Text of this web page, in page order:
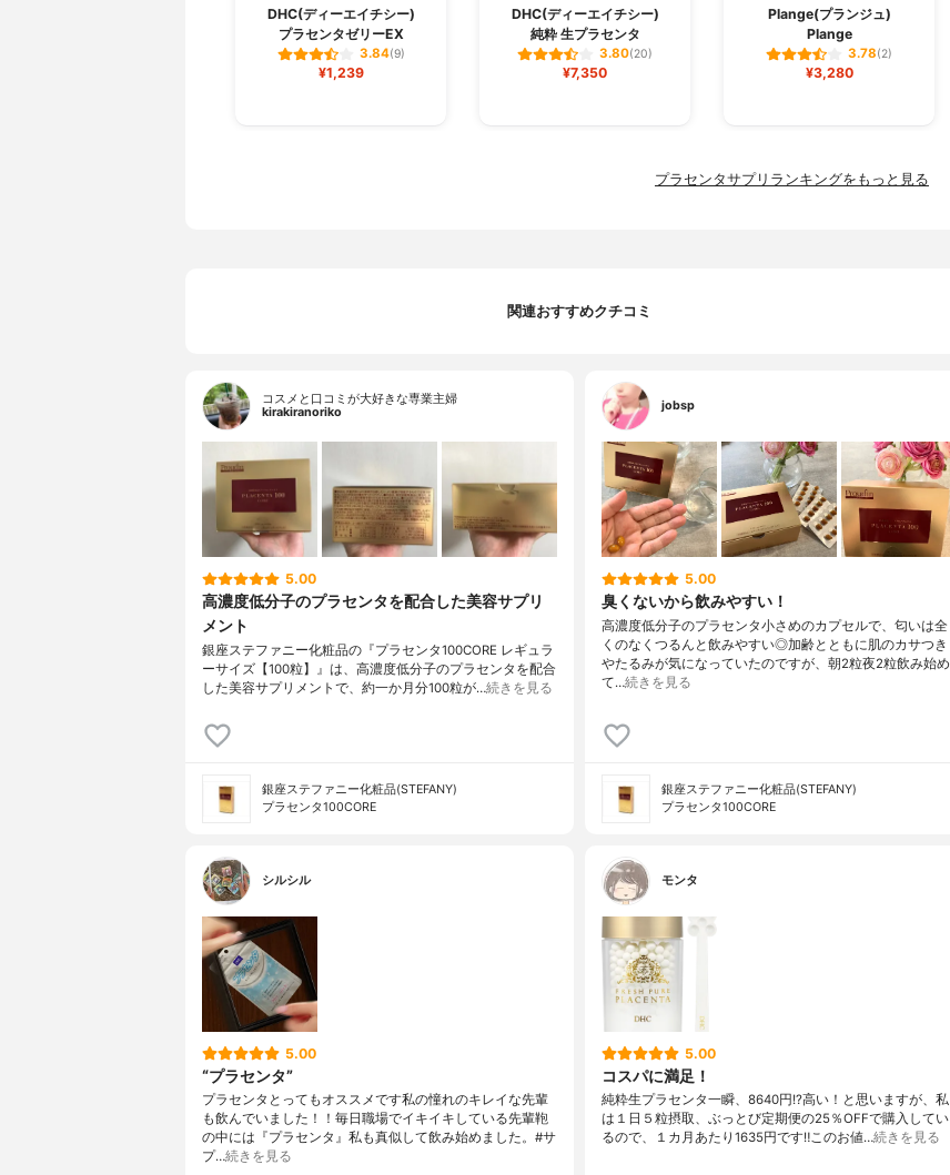
DHC(ディーエイチシー)
プラセンタゼリーEX
3.84(9)
¥1,239
DHC(ディーエイチシー)
純粋 生プラセンタ
3.80(20)
¥7,350
Plange(プランジュ)
Plange
3.78(2)
¥3,280
プラセンタサプリランキングをもっと見る
関連おすすめクチコミ
コスメと口コミが大好きな専業主婦
kirakiranoriko
5.00
高濃度低分子のプラセンタを配合した美容サプリ
メント
銀座ステファニー化粧品の『プラセンタ100CORE レギュラ
ーサイズ【100粒】』は、高濃度低分子のプラセンタを配合
した美容サプリメントで、約一か月分100粒が…続きを見る
銀座ステファニー化粧品(STEFANY)
プラセンタ100CORE
jobsp
5.00
臭くないから飲みやすい！
高濃度低分子のプラセンタ小さめのカプセルで、匂いは全
くのなくつるんと飲みやすい◎加齢とともに肌のカサつき
やたるみが気になっていたのですが、朝2粒夜2粒飲み始め
て…続きを見る
銀座ステファニー化粧品(STEFANY)
プラセンタ100CORE
シルシル
5.00
“プラセンタ”
プラセンタとってもオススメです私の憧れのキレイな先輩
も飲んでいました！！毎日職場でイキイキしている先輩鞄
の中には『プラセンタ』私も真似して飲み始めました。#サ
プ…続きを見る
モンタ
5.00
コスパに満足！
純粋生プラセンタ一瞬、8640円!?高い！と思いますが、私
は１日５粒摂取、ぶっとび定期便の25％OFFで購入してい
るので、１カ月あたり1635円です‼︎このお値…続きを見る